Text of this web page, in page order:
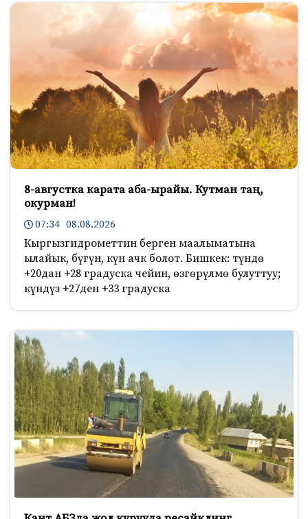
8-августка карата аба-ырайы. Кутман таң,
окурман!
07:34 08.08.2026
Кыргызгидрометтин берген маалыматына
ылайык, бүгүн, күн ачк болот. Бишкек: түндө
+20дан +28 градуска чейин, өзгөрүлмө булуттуу;
күндүз +27ден +33 градуска